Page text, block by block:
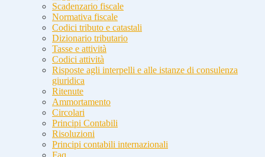
Scadenzario fiscale
Normativa fiscale
Codici tributo e catastali
Dizionario tributario
Tasse e attività
Codici attività
Risposte agli interpelli e alle istanze di consulenza
giuridica
Ritenute
Ammortamento
Circolari
Principi Contabili
Risoluzioni
Principi contabili internazionali
Faq